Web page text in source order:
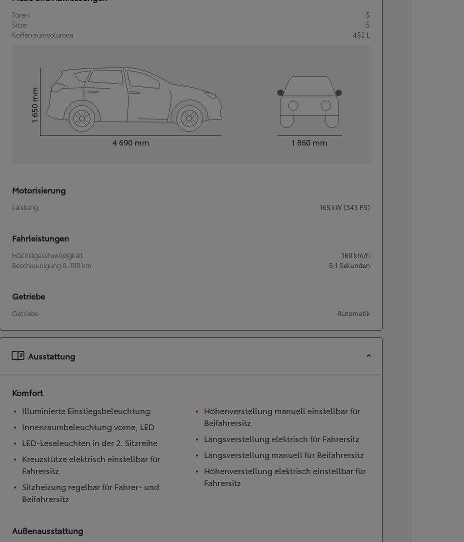
Ab
bZ4X
VOLLELEKTRISCH
Hilux
Türen
5
Sitze
5
Kofferraumvolumen
452 L
Length
4 690 mm
Height1 650
mm
Width
1 860 mm
Motorisierung
Leistung 165 kW (343 PS)
Fahrleistungen
Höchstgeschwindigkeit 160 km/h
Beschleunigung 0-100 km
5,1 Sekunden
Getriebe
Getriebe Automatik
Ausstattung
Komfort
Illuminierte Einstiegsbeleuchtung
Innenraumbeleuchtung vorne, LED
LED-Leseleuchten in der 2. Sitzreihe
Kreuzstütze elektrisch einstellbar für
Fahrersitz
Sitzheizung regelbar für Fahrer- und
Beifahrersitz
Höhenverstellung manuell einstellbar für
Beifahrersitz
Längsverstellung elektrisch für Fahrersitz
Längsverstellung manuell für Beifahrersitz
Höhenverstellung elektrisch einstellbar für
Fahrersitz
Außenausstattung